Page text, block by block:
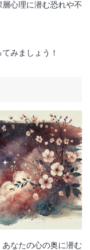
心理に潜む恐れや不
みましょう！
あなたの心の奥に潜む